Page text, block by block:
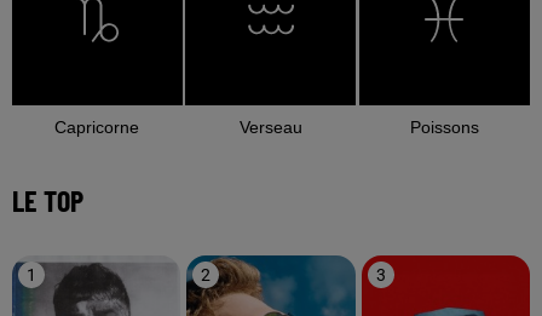
Capricorne Verseau Poissons
LE TOP
1 2 3